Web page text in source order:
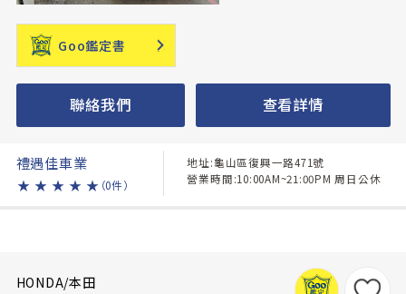
Goo鑑定書
聯絡我們 查看詳情
禮遇佳車業
★ ★ ★ ★ ★ （0件）
地址:龜山區復興一路471號
營業時間:10:00AM~21:00PM 周日公休
HONDA/本田